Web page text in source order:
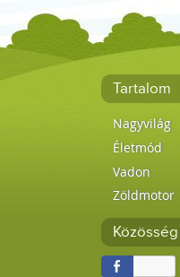
Tartalom
Nagyvilág
Életmód
Vadon
Zöldmotor
Közösség